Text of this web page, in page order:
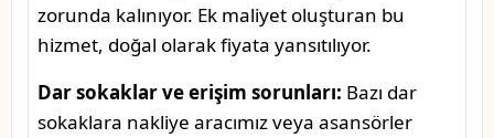
zorunda kalınıyor. Ek maliyet oluşturan bu
hizmet, doğal olarak fiyata yansıtılıyor.
Dar sokaklar ve erişim sorunları: Bazı dar
sokaklara nakliye aracımız veya asansörler